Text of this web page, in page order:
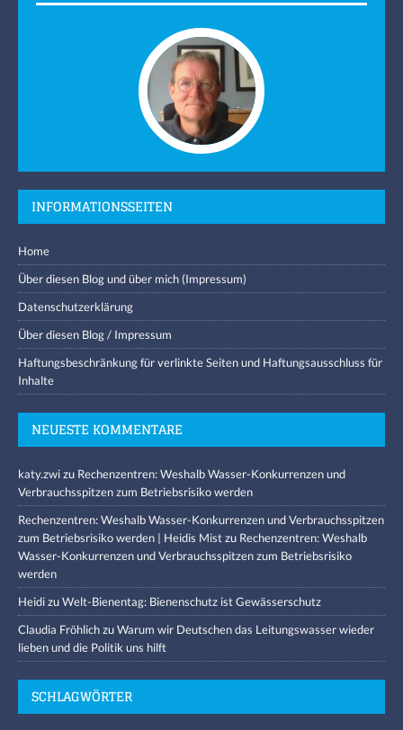
INFORMATIONSSEITEN
Home
Über diesen Blog und über mich (Impressum)
Datenschutzerklärung
Über diesen Blog / Impressum
Haftungsbeschränkung für verlinkte Seiten und Haftungsausschluss für
Inhalte
NEUESTE KOMMENTARE
katy.zwizu Rechenzentren: Weshalb Wasser-Konkurrenzen und
Verbrauchsspitzen zum Betriebsrisiko werden
Rechenzentren: Weshalb Wasser-Konkurrenzen und Verbrauchsspitzen
zum Betriebsrisiko werden | Heidis Mistzu Rechenzentren: Weshalb
Wasser-Konkurrenzen und Verbrauchsspitzen zum Betriebsrisiko
werden
HeidizuWelt-Bienentag: Bienenschutz ist Gewässerschutz
Claudia FröhlichzuWarum wir Deutschen das Leitungswasser wieder
lieben und die Politik uns hilft
SCHLAGWÖRTER